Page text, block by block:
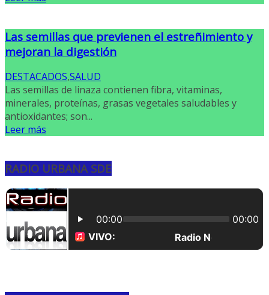
Las semillas que previenen el estreñimiento y
mejoran la digestión
DESTACADOS,SALUD
Las semillas de linaza contienen fibra, vitaminas,
minerales, proteínas, grasas vegetales saludables y
antioxidantes; son...
Leer más
RADIO URBANA SDE